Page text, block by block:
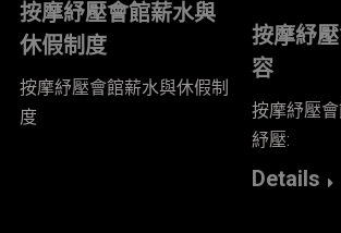
按摩紓壓會館薪水與
休假制度
按摩紓壓會館薪水與休假制
度
按摩紓
容
按摩紓壓
紓壓:
Details